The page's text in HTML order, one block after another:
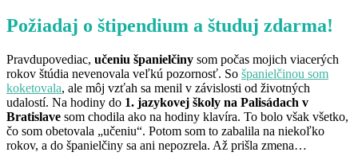
Požiadaj o štipendium a študuj zdarma!
Pravdupovediac, učeniu španielčiny som počas mojich viacerých
rokov štúdia nevenovala veľkú pozornosť. So španielčinou som
koketovala, ale môj vzťah sa menil v závislosti od životných
udalostí. Na hodiny do 1. jazykovej školy na Palisádach v
Bratislave som chodila ako na hodiny klavíra. To bolo však všetko,
čo som obetovala „učeniu“. Potom som to zabalila na niekoľko
rokov, a do španielčiny sa ani nepozrela. Až prišla zmena…